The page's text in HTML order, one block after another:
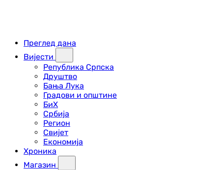
Преглед дана
Вијести
Република Српска
Друштво
Бања Лука
Градови и општине
БиХ
Србија
Регион
Свијет
Економија
Хроника
Магазин